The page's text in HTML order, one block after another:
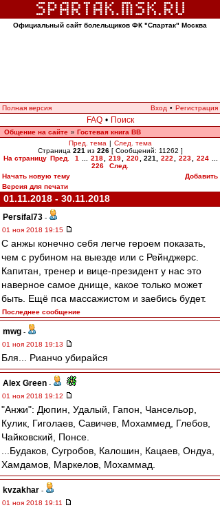
Официальный сайт болельщиков ФК "Спартак" Москва
Полная версия Вход • Регистрация
FAQ • Поиск
Общение на сайте » Гостевая книга ВВ
Пред. тема | След. тема
Страница 221 из 226[ Сообщений: 11262 ]
На страницу Пред. 1 218 219 220 221 222 223 224
226
След.
Начать новую тему
Добавить
Версия для печати
01.11.2018 - 30.11.2018
Persifal73 -
01 ноя 2018 19:15
С анжы конечно себя легче героем показать,
чем с рубином на выезде или с Рейнджерс.
Капитан, тренер и вице-президент у нас это
наверное самое днище, какое только может
быть. Ещё пса массажистом и заебись будет.
Последнее сообщение
mwg -
01 ноя 2018 19:13
Бля... Рианчо убирайся
Alex Green -
01 ноя 2018 19:12
"Анжи": Дюпин, Удалый, Гапон, Чансельор,
Кулик, Гиголаев, Савичев, Мохаммед, Глебов,
Чайковский, Понсе.
...Будаков, Сугробов, Калошин, Кацаев, Ондуа,
Хамдамов, Маркелов, Мохаммад.
kvzakhar -
01 ноя 2018 19:11